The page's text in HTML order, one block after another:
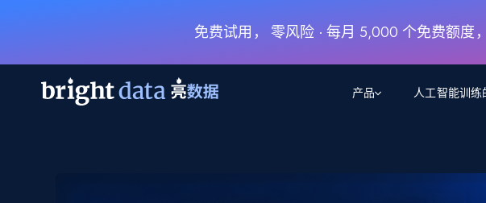
免费试用， 零风险 · 每月 5,000 个免费额度
产品 人工智能训练